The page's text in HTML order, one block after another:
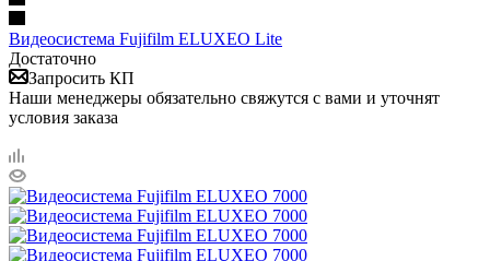
Видеосистема Fujifilm ELUXEO Lite
Достаточно
Запросить КП
Наши менеджеры обязательно свяжутся с вами и уточнят
условия заказа